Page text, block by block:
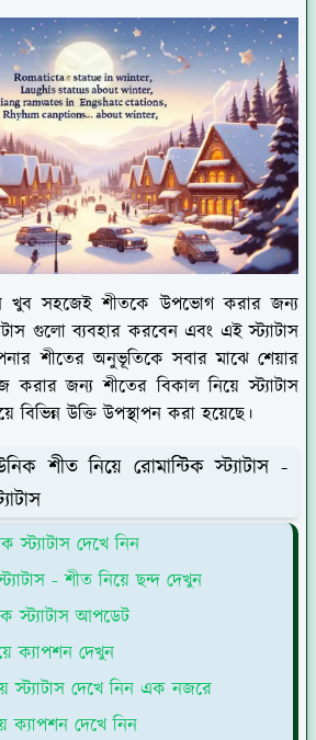
খুব সহজেই শীতকে উপভোগ করার জন্য
গুলো ব্যবহার করবেন এবং এই স্ট্যাটাস
শীতের অনুভূতিকে সবার মাঝে শেয়ার
জন্য শীতের বিকাল নিয়ে স্ট্যাটাস
উক্তি উপস্থাপন করা হয়েছে।
শীত নিয়ে রোমান্টিক স্ট্যাটাস -
স্ট্যাটাস দেখে নিন
- শীত নিয়ে ছন্দ দেখুন
স্ট্যাটাস আপডেট
ক্যাপশন দেখুন
স্ট্যাটাস দেখে নিন এক নজরে
ক্যাপশন দেখে নিন